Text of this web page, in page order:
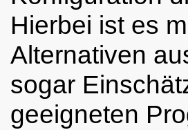
Hierbei ist es
Alternativen
sogar
geeigneten